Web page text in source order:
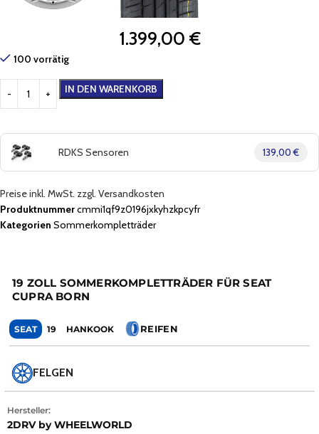
1.399,00 €
100 vorrätig
IN DEN WARENKORB
RDKS Sensoren 139,00 €
Preise inkl. MwSt. zzgl. Versandkosten
Produktnummercmmi1qf9z0196jxkyhzkpcyfr
Kategorien Sommerkompletträder
19 ZOLL SOMMERKOMPLETTRÄDER FÜR SEAT
CUPRA BORN
SEAT 19 HANKOOK REIFEN
FELGEN
Hersteller:
2DRV by WHEELWORLD